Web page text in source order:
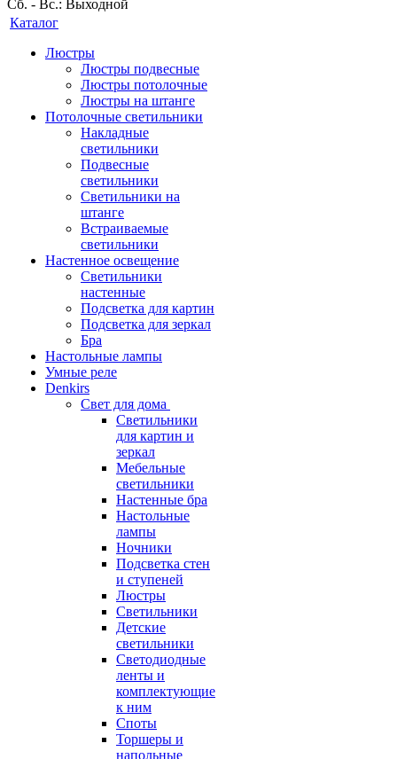
Сб. - Вс.: Выходной
Каталог
Люстры
Люстры подвесные
Люстры потолочные
Люстры на штанге
Потолочные светильники
Накладные
светильники
Подвесные
светильники
Светильники на
штанге
Встраиваемые
светильники
Настенное освещение
Светильники
настенные
Подсветка для картин
Подсветка для зеркал
Бра
Настольные лампы
Умные реле
Denkirs
Свет для дома
Светильники
для картин и
зеркал
Мебельные
светильники
Настенные бра
Настольные
лампы
Ночники
Подсветка стен
и ступеней
Люстры
Светильники
Детские
светильники
Светодиодные
ленты и
комплектующие
к ним
Споты
Торшеры и
напольные